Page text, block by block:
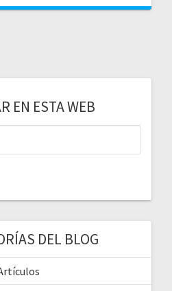
EN ESTA WEB
DEL BLOG